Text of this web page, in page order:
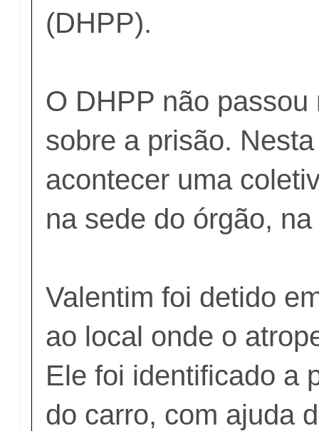
(DHPP).
O DHPP não
sobre a prisão.
acontecer uma
na sede do órgão,
Valentim foi detido
ao local onde o
Ele foi identificado a
do carro, com ajuda